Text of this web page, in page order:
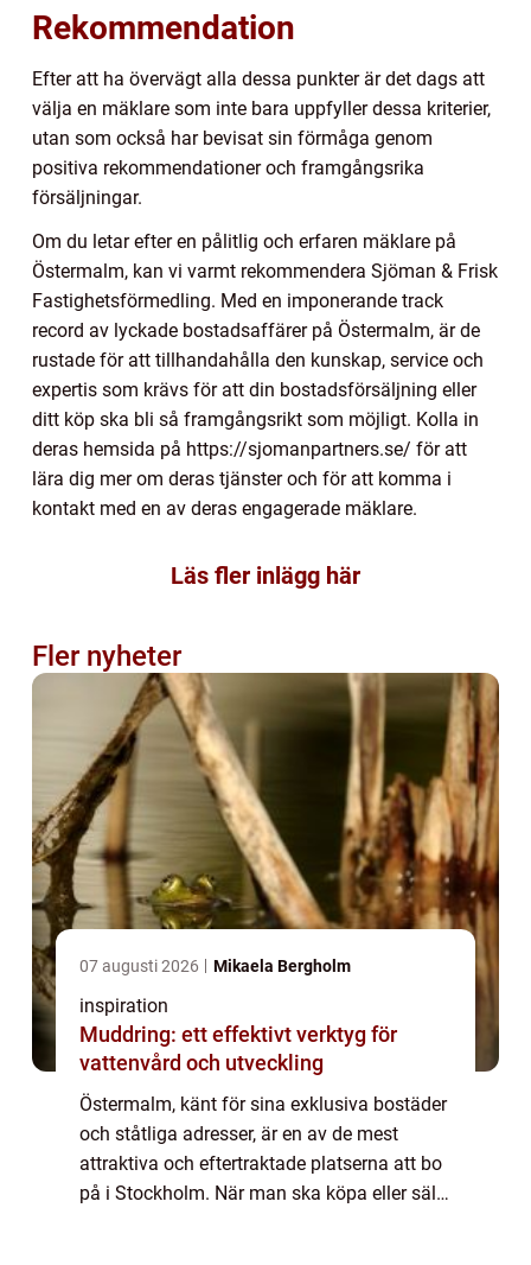
Rekommendation
Efter att ha övervägt alla dessa punkter är det dags att
välja en mäklare som inte bara uppfyller dessa kriterier,
utan som också har bevisat sin förmåga genom
positiva rekommendationer och framgångsrika
försäljningar.
Om du letar efter en pålitlig och erfaren mäklare på
Östermalm, kan vi varmt rekommendera Sjöman & Frisk
Fastighetsförmedling. Med en imponerande track
record av lyckade bostadsaffärer på Östermalm, är de
rustade för att tillhandahålla den kunskap, service och
expertis som krävs för att din bostadsförsäljning eller
ditt köp ska bli så framgångsrikt som möjligt. Kolla in
deras hemsida på https://sjomanpartners.se/ för att
lära dig mer om deras tjänster och för att komma i
kontakt med en av deras engagerade mäklare.
Läs fler inlägg här
Fler nyheter
07 augusti 2026 Mikaela Bergholm
inspiration
Muddring: ett effektivt verktyg för
vattenvård och utveckling
Östermalm, känt för sina exklusiva bostäder
och ståtliga adresser, är en av de mest
attraktiva och eftertraktade platserna att bo
på i Stockholm. När man ska köpa eller sälja